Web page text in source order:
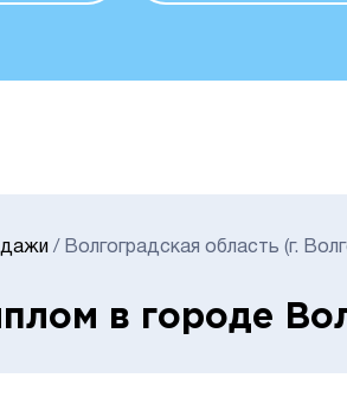
/ Волгоградская область (г.
в городе